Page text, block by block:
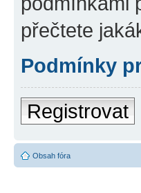
přečtete
Podmínky
Registrovat
Obsah fóra